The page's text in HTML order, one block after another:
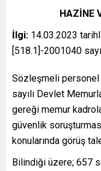
HAZİNE
İlgi: 14.03.2023
[518.1]-2001040
Sözleşmeli personel
sayılı Devlet
gereği memur
güvenlik
konularında görüş
Bilindiği üzere; 657